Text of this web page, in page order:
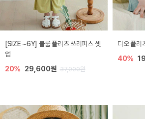
[SIZE ~6Y] 블룸 플리츠 쓰리피스 셋
업
20% 29,600원 37,000원
디오 플리
40%